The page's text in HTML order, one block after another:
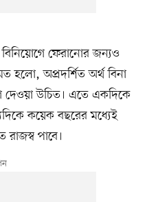
ফেরানোর জন্যও
হলো, অপ্রদর্শিত অর্থ বিনা
দেওয়া উচিত। এতে একদিকে
কয়েক বছরের মধ্যেই
পাবে।